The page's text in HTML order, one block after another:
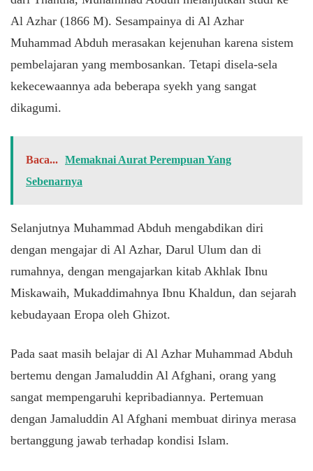
Al Azhar (1866 M). Sesampainya di Al Azhar
Muhammad Abduh merasakan kejenuhan karena sistem
pembelajaran yang membosankan. Tetapi disela-sela
kekecewaannya ada beberapa syekh yang sangat
dikagumi.
Baca... Memaknai Aurat Perempuan Yang
Sebenarnya
Selanjutnya Muhammad Abduh mengabdikan diri
dengan mengajar di Al Azhar, Darul Ulum dan di
rumahnya, dengan mengajarkan kitab Akhlak Ibnu
Miskawaih, Mukaddimahnya Ibnu Khaldun, dan sejarah
kebudayaan Eropa oleh Ghizot.
Pada saat masih belajar di Al Azhar Muhammad Abduh
bertemu dengan Jamaluddin Al Afghani, orang yang
sangat mempengaruhi kepribadiannya. Pertemuan
dengan Jamaluddin Al Afghani membuat dirinya merasa
bertanggung jawab terhadap kondisi Islam.